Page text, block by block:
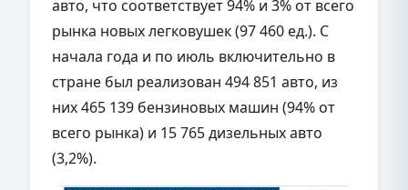
авто, что соответствует 94% и 3% от всего
рынка новых легковушек (97 460 ед.). С
начала года и по июль включительно в
стране был реализован 494 851 авто, из
них 465 139 бензиновых машин (94% от
всего рынка) и 15 765 дизельных авто
(3,2%).